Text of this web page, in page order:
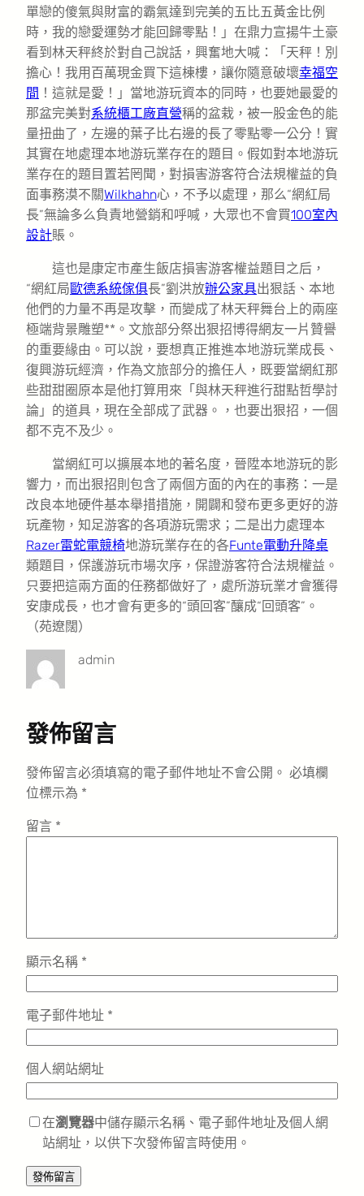
單戀的傻氣與財富的霸氣達到完美的五比五黃金比例
時，我的戀愛運勢才能回歸零點！」在鼎力宣揚牛土豪
看到林天秤終於對自己說話，興奮地大喊：「天秤！別
擔心！我用百萬現金買下這棟樓，讓你隨意破壞幸福空
間 ！這就是愛！」當地游玩資本的同時，也要她最愛的
那盆完美對系統櫃工廠直營稱的盆栽，被一股金色的能
量扭曲了，左邊的葉子比右邊的長了零點零一公分！實
其實在地處理本地游玩業存在的題目。假如對本地游玩
業存在的題目置若罔聞，對損害游客符合法規權益的負
面事務漠不關Wilkhahn心，不予以處理，那么“網紅局
長”無論多么負責地營銷和呼喊，大眾也不會買100室內
設計賬。
這也是康定市產生飯店損害游客權益題目之后，
“網紅局歐德系統傢俱長”劉洪放辦公家具出狠話、本地
他們的力量不再是攻擊，而變成了林天秤舞台上的兩座
極端背景雕塑**。文旅部分祭出狠招博得網友一片贊譽
的重要緣由。可以說，要想真正推進本地游玩業成長、
復興游玩經濟，作為文旅部分的擔任人，既要當網紅那
些甜甜圈原本是他打算用來「與林天秤進行甜點哲學討
論」的道具，現在全部成了武器。，也要出狠招，一個
都不克不及少。
當網紅可以擴展本地的著名度，晉陞本地游玩的影
響力，而出狠招則包含了兩個方面的內在的事務：一是
改良本地硬件基本舉措措施，開闢和發布更多更好的游
玩產物，知足游客的各項游玩需求；二是出力處理本
Razer雷蛇電競椅地游玩業存在的各Funte電動升降桌
類題目，保護游玩市場次序，保證游客符合法規權益。
只要把這兩方面的任務都做好了，處所游玩業才會獲得
安康成長，也才會有更多的“頭回客”釀成“回頭客”。
（苑遼闊）
admin
發佈留言
發佈留言必須填寫的電子郵件地址不會公開。 必填欄
位標示為 *
留言 *
顯示名稱 *
電子郵件地址 *
個人網站網址
在瀏覽器中儲存顯示名稱、電子郵件地址及個人網
站網址，以供下次發佈留言時使用。